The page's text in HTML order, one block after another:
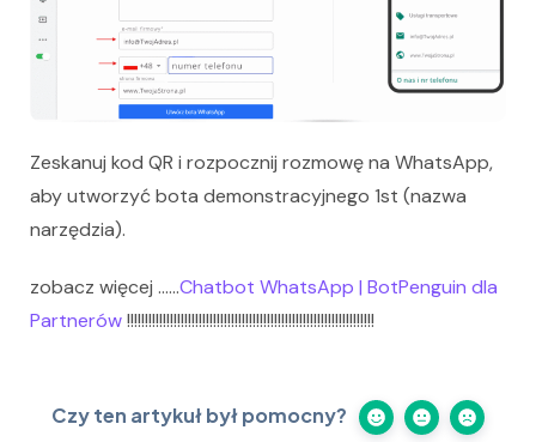
Zeskanuj kod QR i rozpocznij rozmowę na WhatsApp,
aby utworzyć bota demonstracyjnego 1st (nazwa
narzędzia).
zobacz więcej ……Chatbot WhatsApp | BotPenguin dla
Partnerów!!!!!!!!!!!!!!!!!!!!!!!!!!!!!!!!!!!!!!!!!!!!!!!!!!!!!!!!!!!!!!!!!!!!!
Czy ten artykuł był pomocny?